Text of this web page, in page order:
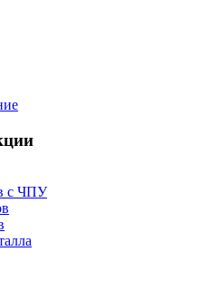
с ЧПУ